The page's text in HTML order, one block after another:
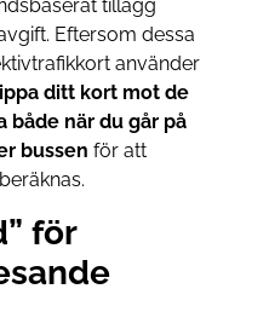
tillägg
Eftersom dessa
använder
ditt kort mot de
både när du går på
bussen för att
för